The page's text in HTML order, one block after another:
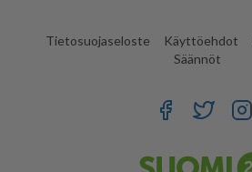
Tietosuojaseloste Käyttöehdot
Säännöt